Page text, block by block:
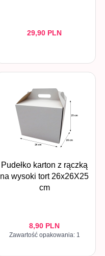
29,90 PLN
Pudełko karton z rączką
na wysoki tort 26x26X25
cm
8,90 PLN
Zawartość opakowania: 1